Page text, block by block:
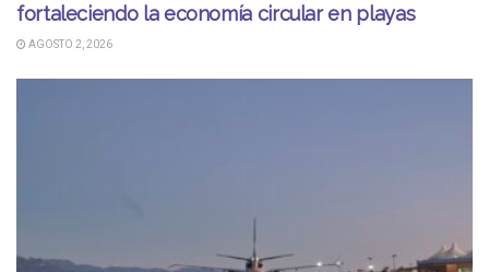
fortaleciendo la economía circular en playas
AGOSTO 2, 2026